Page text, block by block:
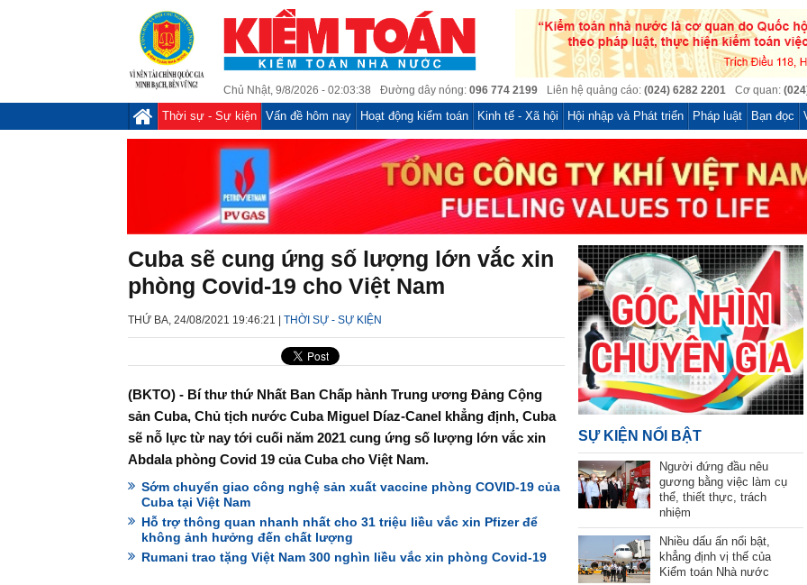
Chủ Nhật, 9/8/2026 - 02:03:38 Đường dây nóng: 096 774 2199 Liên hệ quảng cáo: (024) 6282 2201 Cơ quan:
Thời sự - Sự kiện Vấn đề hôm nay Hoạt động kiểm toán Kinh tế - Xã hội Hội nhập và Phát triển Pháp luật Bạn đọc
Cuba sẽ cung ứng số lượng lớn vắc xin
phòng Covid-19 cho Việt Nam
THỨ BA, 24/08/2021 19:46:21 | THỜI SỰ - SỰ KIỆN
(BKTO) - Bí thư thứ Nhất Ban Chấp hành Trung ương Đảng Cộng
sản Cuba, Chủ tịch nước Cuba Miguel Díaz-Canel khẳng định, Cuba
sẽ nỗ lực từ nay tới cuối năm 2021 cung ứng số lượng lớn vắc xin
Abdala phòng Covid 19 của Cuba cho Việt Nam.
Sớm chuyển giao công nghệ sản xuất vaccine phòng COVID-19 của
Cuba tại Việt Nam
Hỗ trợ thông quan nhanh nhất cho 31 triệu liều vắc xin Pfizer để
không ảnh hưởng đến chất lượng
Rumani trao tặng Việt Nam 300 nghìn liều vắc xin phòng Covid-19
SỰ KIỆN NỔI BẬT
Người đứng đầu nêu
gương bằng việc làm cụ
thể, thiết thực, trách
nhiệm
Nhiều dấu ấn nổi bật,
khẳng định vị thế của
Kiểm toán Nhà nước